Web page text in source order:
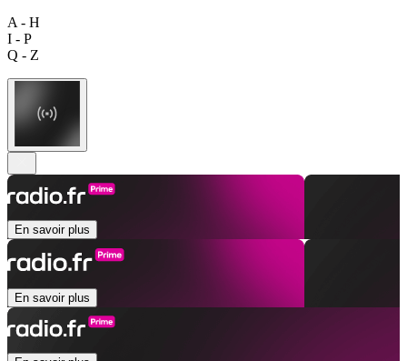
A - H
I - P
Q - Z
En savoir plus
En savoir plus